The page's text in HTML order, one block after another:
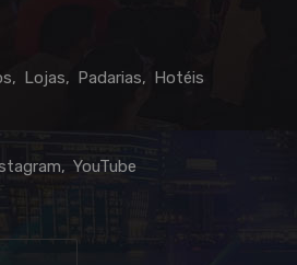
Lojas Padarias Hotéis
YouTube